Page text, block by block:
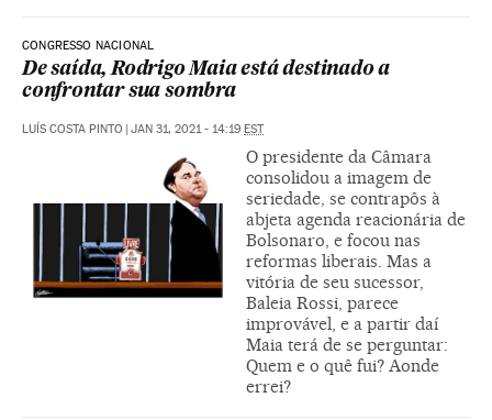
CONGRESSO NACIONAL
De saída, Rodrigo Maia está destinado a
confrontar sua sombra
LUÍS COSTA PINTO | JAN 31, 2021 - 14:19 EST
O presidente da Câmara
consolidou a imagem de
seriedade, se contrapôs à
abjeta agenda reacionária de
Bolsonaro, e focou nas
reformas liberais. Mas a
vitória de seu sucessor,
Baleia Rossi, parece
improvável, e a partir daí
Maia terá de se perguntar:
Quem e o quê fui? Aonde
errei?